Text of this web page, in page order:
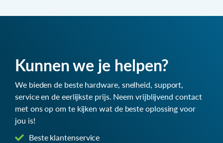
Kunnen we je helpen?
We bieden de beste hardware, snelheid, support,
service en de eerlijkste prijs. Neem vrijblijvend contact
met ons op om te kijken wat de beste oplossing voor
jou is!
Beste klantenservice